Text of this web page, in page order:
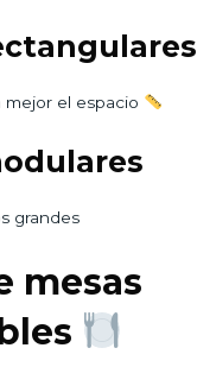
el espacio
grandes
mesas